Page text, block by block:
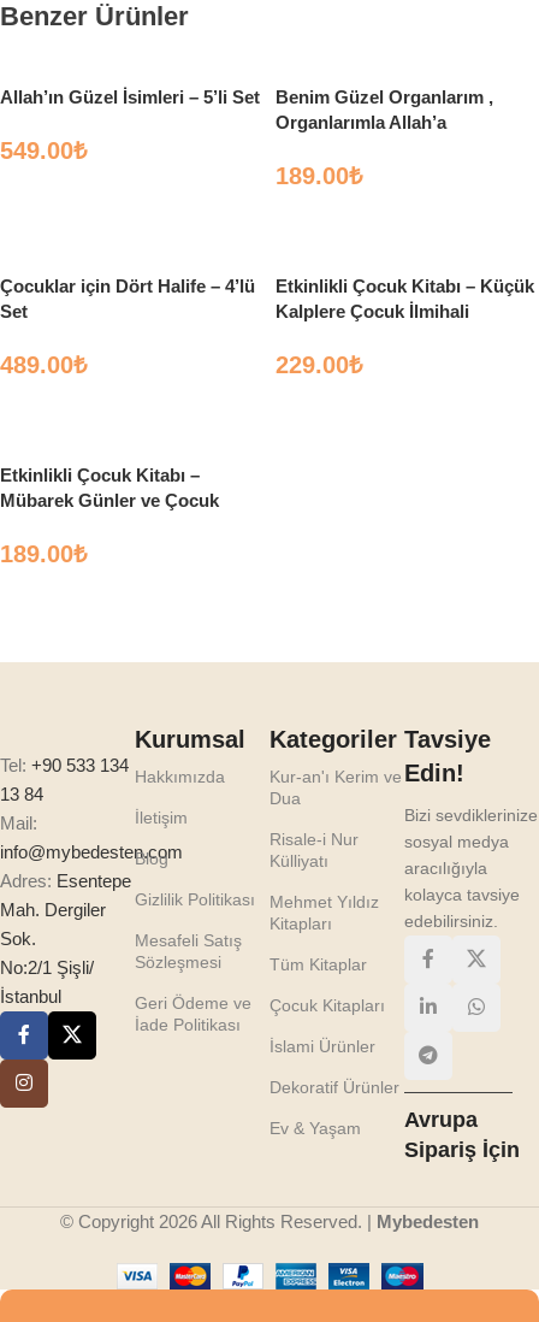
Benzer Ürünler
Allah’ın Güzel İsimleri – 5’li Set
549.00₺
Benim Güzel Organlarım ,
Organlarımla Allah’a
Yüksel – Nesil Çocuk
189.00₺
Çocuklar için Dört Halife – 4’lü
Set
489.00₺
Etkinlikli Çocuk Kitabı – Küçük
Kalplere Çocuk İlmihali
229.00₺
Etkinlikli Çocuk Kitabı –
Mübarek Günler ve Çocuk
189.00₺
Tel: +90 533 134
13 84
Mail:
info@mybedesten.com
Adres: Esentepe
Mah. Dergiler
Sok.
No:2/1 Şişli/
İstanbul
Kurumsal
Hakkımızda
İletişim
Blog
Gizlilik Politikası
Mesafeli Satış
Sözleşmesi
Geri Ödeme ve
İade Politikası
Kategoriler
Kur-an'ı Kerim ve
Dua
Risale-i Nur
Külliyatı
Mehmet Yıldız
Kitapları
Tüm Kitaplar
Çocuk Kitapları
İslami Ürünler
Dekoratif Ürünler
Ev & Yaşam
Tavsiye
Edin!
Bizi sevdiklerinize
sosyal medya
aracılığıyla
kolayca tavsiye
edebilirsiniz.
Avrupa
Sipariş İçin
© Copyright 2026 All Rights Reserved. | Mybedesten